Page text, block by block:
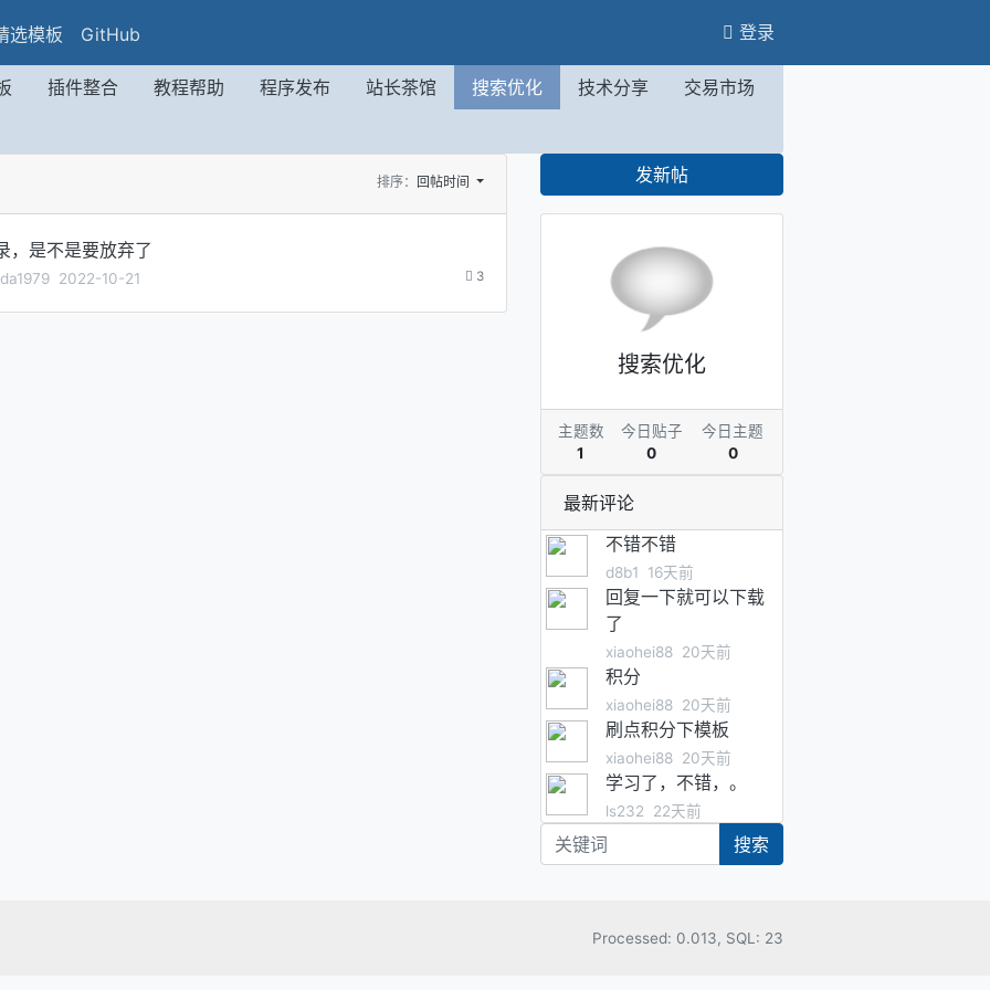
选模板 GitHub 登录
插件整合 教程帮助 程序发布 站长茶馆 搜索优化 技术分享
交易市场
排序： 回帖时间
，是不是要放弃了
2022-10-21 3
发新帖
搜索优化
主题数
1
今日贴子
0
今日主题
0
最新评论
不错不错
d8b1 16天前
回复一下就可以下载
了
xiaohei88 20天前
积分
xiaohei88 20天前
刷点积分下模板
xiaohei88 20天前
学习了，不错，。
ls232 22天前
搜索
Processed: 0.013, SQL: 23